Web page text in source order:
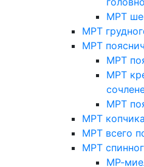
МРТ
МРТ
МРТ
МРТ
МРТ
МРТ
МРТ копчика
МРТ всего
МРТ
МР-